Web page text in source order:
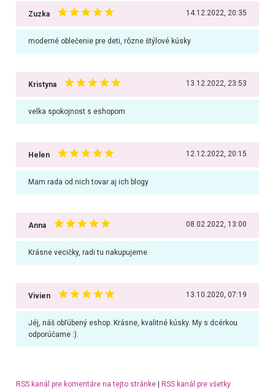
Zuzka 14.12.2022, 20:35
moderné oblečenie pre deti, rôzne štýlové kúsky
Kristyna 13.12.2022, 23:53
velka spokojnost s eshopom
Helen 12.12.2022, 20:15
Mam rada od nich tovar aj ich blogy
Anna 08.02.2022, 13:00
Krásne vecičky, radi tu nakupujeme
Vivien 13.10.2020, 07:19
Jéj, náš obľúbený eshop. Krásne, kvalitné kúsky. My s dcérkou
odporúčame :).
RSS kanál pre komentáre na tejto stránke| RSS kanál pre všetky